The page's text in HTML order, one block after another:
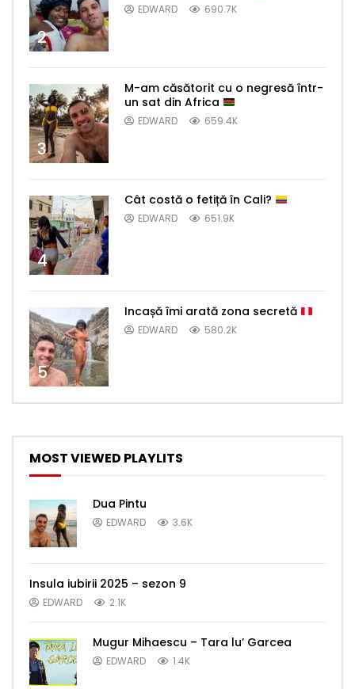
2
EDWARD 690.7K
3
M-am căsătorit cu o negresă într-
un sat din Africa
EDWARD 659.4K
4
Cât costă o fetiță în Cali?
EDWARD 651.9K
5
Incașă îmi arată zona secretă
EDWARD 580.2K
MOST VIEWED PLAYLITS
Dua Pintu
EDWARD 3.6K
Insula iubirii 2025 – sezon 9
EDWARD 2.1K
Mugur Mihaescu – Tara lu’ Garcea
EDWARD 1.4K